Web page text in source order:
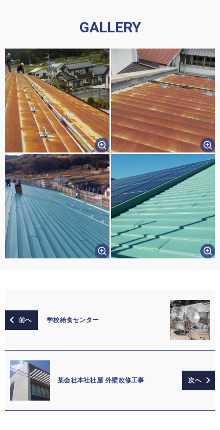
GALLERY
学校給食センター
某会社本社社屋 外壁改修工事